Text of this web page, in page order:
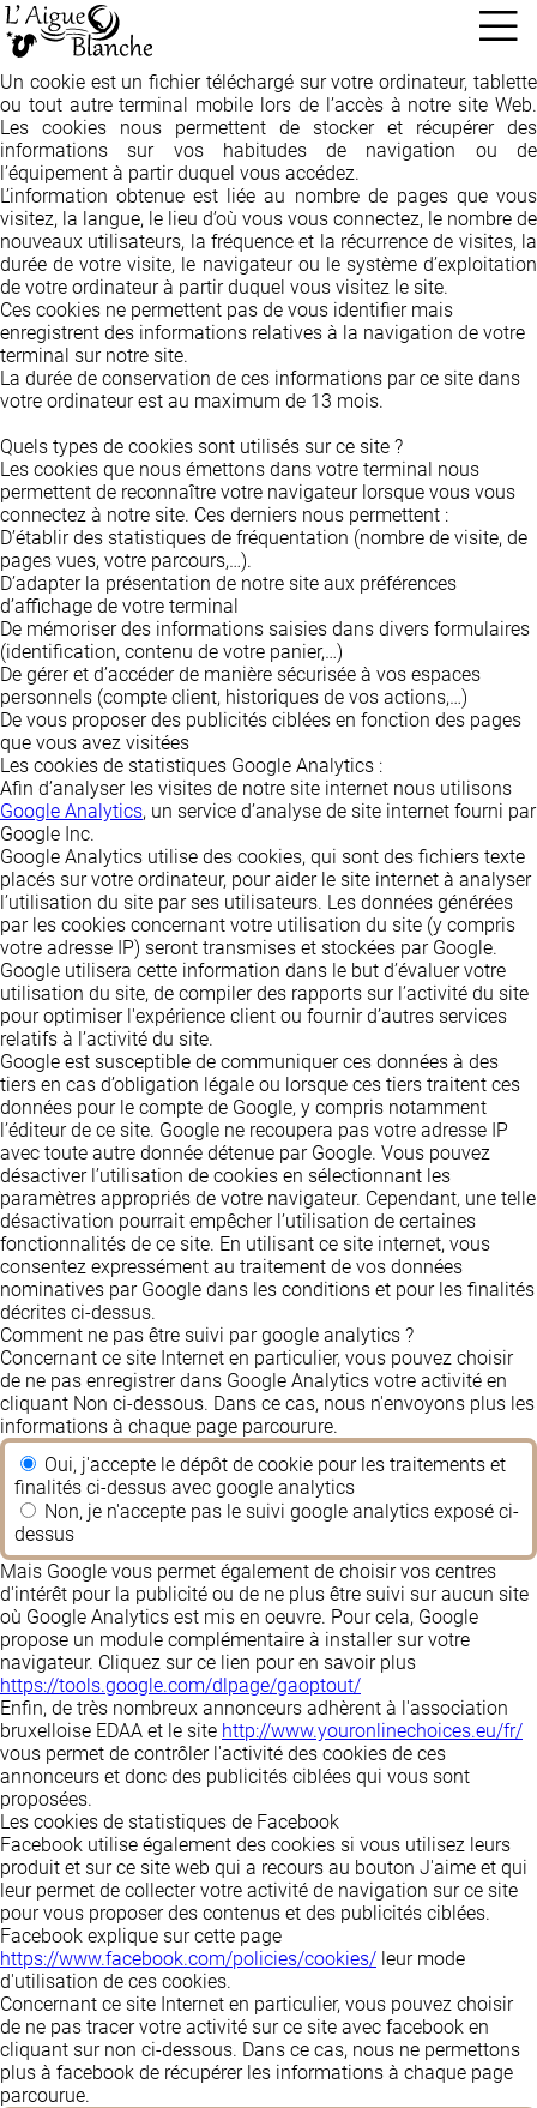
Définition des cookies
Un cookie est un fichier téléchargé sur votre ordinateur, tablette
ou tout autre terminal mobile lors de l’accès à notre site Web.
Les cookies nous permettent de stocker et récupérer des
informations sur vos habitudes de navigation ou de
l’équipement à partir duquel vous accédez.
L’information obtenue est liée au nombre de pages que vous
visitez, la langue, le lieu d’où vous vous connectez, le nombre de
nouveaux utilisateurs, la fréquence et la récurrence de visites, la
durée de votre visite, le navigateur ou le système d’exploitation
de votre ordinateur à partir duquel vous visitez le site.
Ces cookies ne permettent pas de vous identifier mais
enregistrent des informations relatives à la navigation de votre
terminal sur notre site.
La durée de conservation de ces informations par ce site dans
votre ordinateur est au maximum de 13 mois.
Quels types de cookies sont utilisés sur ce site ?
Les cookies que nous émettons dans votre terminal nous
permettent de reconnaître votre navigateur lorsque vous vous
connectez à notre site. Ces derniers nous permettent :
D’établir des statistiques de fréquentation (nombre de visite, de
pages vues, votre parcours,…).
D’adapter la présentation de notre site aux préférences
d’affichage de votre terminal
De mémoriser des informations saisies dans divers formulaires
(identification, contenu de votre panier,…)
De gérer et d’accéder de manière sécurisée à vos espaces
personnels (compte client, historiques de vos actions,…)
De vous proposer des publicités ciblées en fonction des pages
que vous avez visitées
Les cookies de statistiques Google Analytics :
Afin d’analyser les visites de notre site internet nous utilisons
Google Analytics, un service d’analyse de site internet fourni par
Google Inc.
Google Analytics utilise des cookies, qui sont des fichiers texte
placés sur votre ordinateur, pour aider le site internet à analyser
l’utilisation du site par ses utilisateurs. Les données générées
par les cookies concernant votre utilisation du site (y compris
votre adresse IP) seront transmises et stockées par Google.
Google utilisera cette information dans le but d’évaluer votre
utilisation du site, de compiler des rapports sur l’activité du site
pour optimiser l'expérience client ou fournir d’autres services
relatifs à l’activité du site.
Google est susceptible de communiquer ces données à des
tiers en cas d’obligation légale ou lorsque ces tiers traitent ces
données pour le compte de Google, y compris notamment
l’éditeur de ce site. Google ne recoupera pas votre adresse IP
avec toute autre donnée détenue par Google. Vous pouvez
désactiver l’utilisation de cookies en sélectionnant les
paramètres appropriés de votre navigateur. Cependant, une telle
désactivation pourrait empêcher l’utilisation de certaines
fonctionnalités de ce site. En utilisant ce site internet, vous
consentez expressément au traitement de vos données
nominatives par Google dans les conditions et pour les finalités
décrites ci-dessus.
Comment ne pas être suivi par google analytics ?
Concernant ce site Internet en particulier, vous pouvez choisir
de ne pas enregistrer dans Google Analytics votre activité en
cliquant Non ci-dessous. Dans ce cas, nous n'envoyons plus les
informations à chaque page parcourure.
Oui, j'accepte le dépôt de cookie pour les traitements et
finalités ci-dessus avec google analytics
Non, je n'accepte pas le suivi google analytics exposé ci-
dessus
Mais Google vous permet également de choisir vos centres
d'intérêt pour la publicité ou de ne plus être suivi sur aucun site
où Google Analytics est mis en oeuvre. Pour cela, Google
propose un module complémentaire à installer sur votre
navigateur. Cliquez sur ce lien pour en savoir plus
https://tools.google.com/dlpage/gaoptout/
Enfin, de très nombreux annonceurs adhèrent à l'association
bruxelloise EDAA et le site http://www.youronlinechoices.eu/fr/
vous permet de contrôler l'activité des cookies de ces
annonceurs et donc des publicités ciblées qui vous sont
proposées.
Les cookies de statistiques de Facebook
Facebook utilise également des cookies si vous utilisez leurs
produit et sur ce site web qui a recours au bouton J'aime et qui
leur permet de collecter votre activité de navigation sur ce site
pour vous proposer des contenus et des publicités ciblées.
Facebook explique sur cette page
https://www.facebook.com/policies/cookies/ leur mode
d'utilisation de ces cookies.
Concernant ce site Internet en particulier, vous pouvez choisir
de ne pas tracer votre activité sur ce site avec facebook en
cliquant sur non ci-dessous. Dans ce cas, nous ne permettons
plus à facebook de récupérer les informations à chaque page
parcourue.